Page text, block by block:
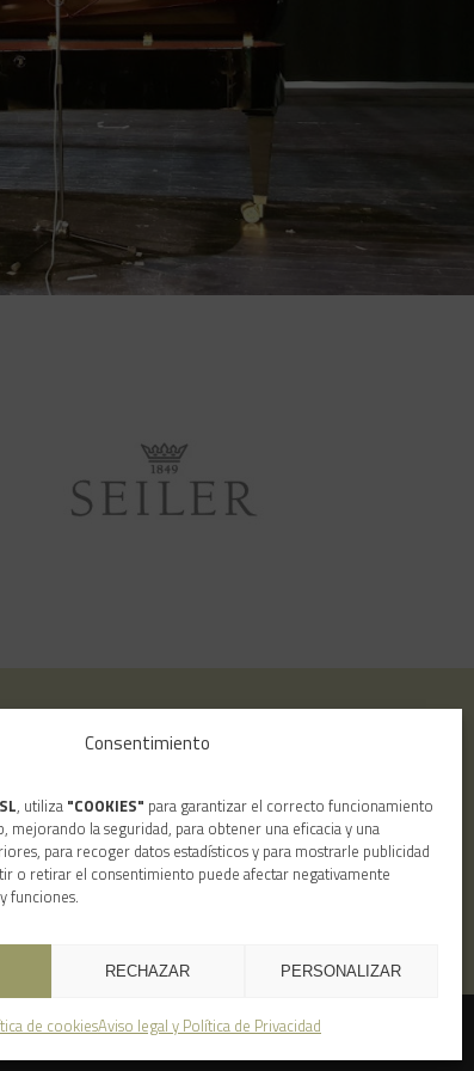
Consentimiento
, utiliza "COOKIES" para garantizar el correcto funcionamiento
mejorando la seguridad, para obtener una eficacia y una
para recoger datos estadísticos y para mostrarle publicidad
o retirar el consentimiento puede afectar negativamente
funciones.
RECHAZAR PERSONALIZAR
de cookiesAviso legal y Política de Privacidad
Buscar
Todos los derechos reservados. ByOn